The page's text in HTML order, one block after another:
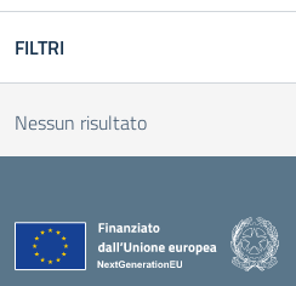
FILTRI
Nessun risultato